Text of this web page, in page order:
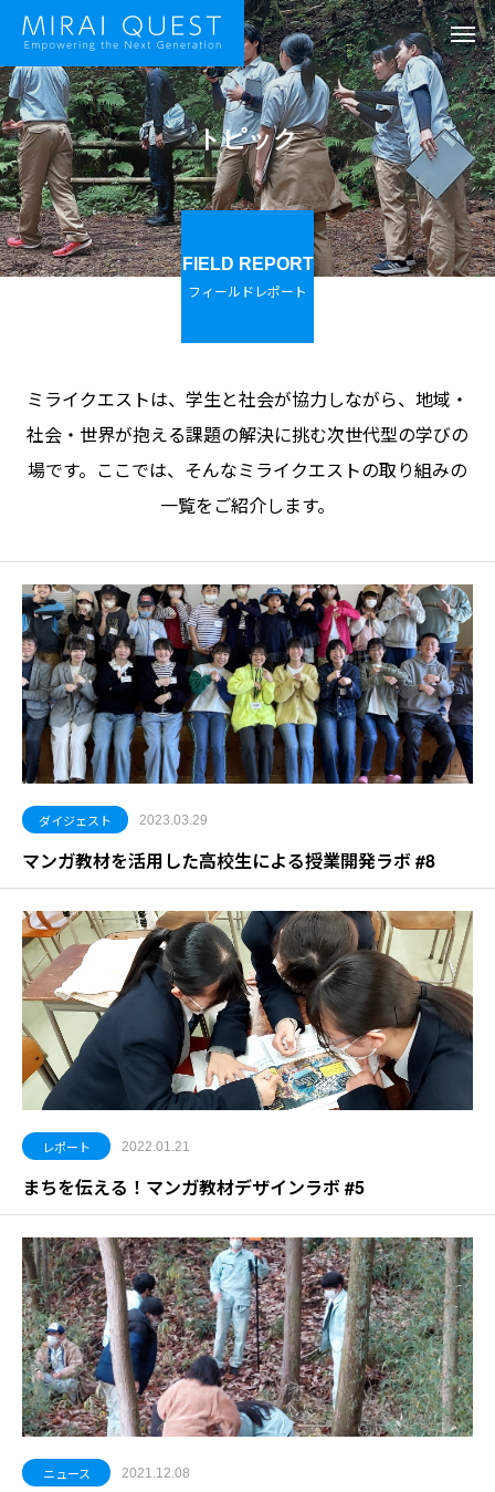
トピック
FIELD REPORT
フィールドレポート
ミライクエストは、学生と社会が協力しながら、地域・
社会・世界が抱える課題の解決に挑む次世代型の学びの
場です。ここでは、そんなミライクエストの取り組みの
一覧をご紹介します。
ダイジェスト 2023.03.29
マンガ教材を活用した高校生による授業開発ラボ #8
レポート 2022.01.21
まちを伝える！マンガ教材デザインラボ #5
ニュース 2021.12.08